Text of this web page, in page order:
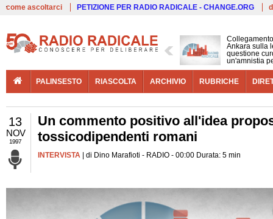
come ascoltarci PETIZIONE PER RADIO RADICALE - CHANGE.ORG
Ankara sulla
questione
un'amnistia
PALINSESTO RIASCOLTA ARCHIVIO RUBRICHE
13
NOV
1997
Un commento positivo all'idea
tossicodipendenti romani
INTERVISTA | di Dino Marafioti - RADIO - 00:00 Durata: 5 min